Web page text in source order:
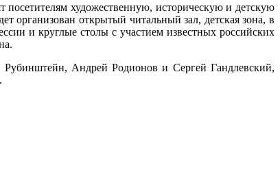
посетителям художественную, историческую и детскую
организован открытый читальный зал, детская зона, в
и круглые столы с участием известных российских
Андрей Родионов и Сергей Гандлевский,